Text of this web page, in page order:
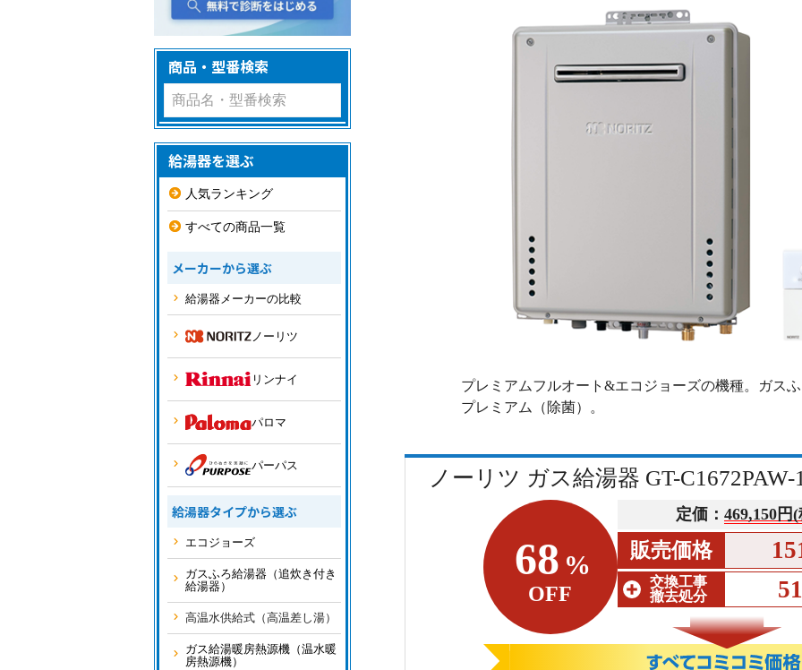
プレミアムフルオート&エコジョーズの機種。ガス
プレミアム（除菌）。
ノーリツ ガス給湯器 GT-
68 %
OFF
定価： 469,150円
販売価格
交換工事
撤去処分
商品・型番検索
給湯器を選ぶ
人気ランキング
すべての商品一覧
メーカーから選ぶ
給湯器メーカーの比較
ノーリツ
リンナイ
パロマ
パーパス
給湯器タイプから選ぶ
エコジョーズ
ガスふろ給湯器（追炊き付き
給湯器）
高温水供給式（高温差し湯）
ガス給湯暖房熱源機（温水暖
房熱源機）